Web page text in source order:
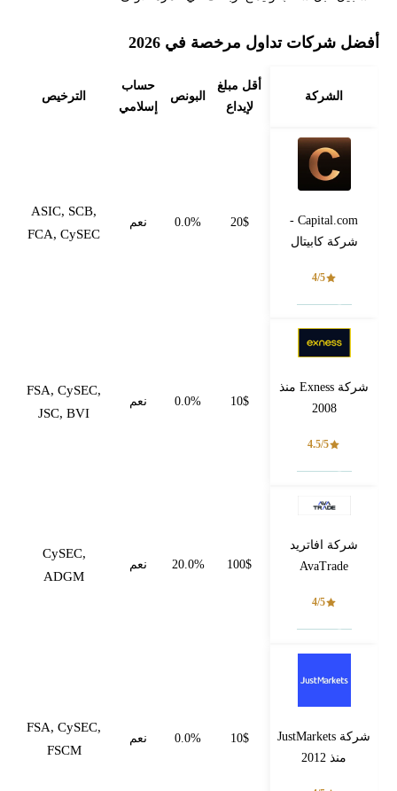
أفضل شركات تداول مرخصة في 2026
الشركة
أقل مبلغ
لإيداع
البونص
حساب
إسلامي
الترخيص
Capital.com -
شركة كابيتال
4/5
20$
0.0% نعم
ASIC, SCB,
FCA, CySEC
شركة Exness منذ
2008
4.5/5
10$
0.0% نعم
FSA, CySEC,
JSC, BVI
شركة افاتريد
AvaTrade
4/5
100$
20.0% نعم
CySEC,
ADGM
شركة JustMarkets
منذ 2012
10$
0.0% نعم
FSA, CySEC,
FSCM